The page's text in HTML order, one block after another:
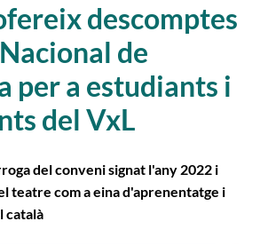
descomptes
de
per a estudiants i
del VxL
del conveni signat l'any 2022 i
teatre com a eina d'aprenentatge i
català